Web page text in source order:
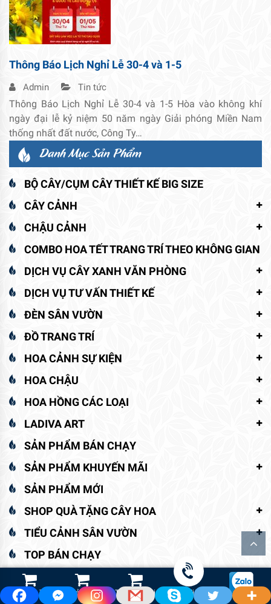
Thông Báo Lịch Nghỉ Lễ 30-4 và 1-5
Admin Tin tức
Thông Báo Lịch Nghỉ Lễ 30-4 và 1-5 Hòa vào không khí
ngày đại lễ kỷ niệm 50 năm ngày Giải phóng Miền Nam
thống nhất đất nước, Công Ty…
Danh Mục Sản Phẩm
BỘ CÂY/CỤM CÂY THIẾT KẾ BIG SIZE
CÂY CẢNH
CHẬU CẢNH
COMBO HOA TẾT TRANG TRÍ THEO KHÔNG GIAN
DỊCH VỤ CÂY XANH VĂN PHÒNG
DỊCH VỤ TƯ VẤN THIẾT KẾ
ĐÈN SÂN VƯỜN
ĐỒ TRANG TRÍ
HOA CẢNH SỰ KIỆN
HOA CHẬU
HOA HỒNG CÁC LOẠI
LADIVA ART
SẢN PHẨM BÁN CHẠY
SẢN PHẨM KHUYẾN MÃI
SẢN PHẨM MỚI
SHOP QUÀ TẶNG CÂY HOA
TIỂU CẢNH SÂN VƯỜN
TOP BÁN CHẠY
TƯỚI TỰ ĐỘNG SÂN VƯỜN
VẬT TƯ NÔNG NGHIỆP
Shop Hoa Tươi Led Cảnh Quan Thiết Bị Tưới Gọi điện